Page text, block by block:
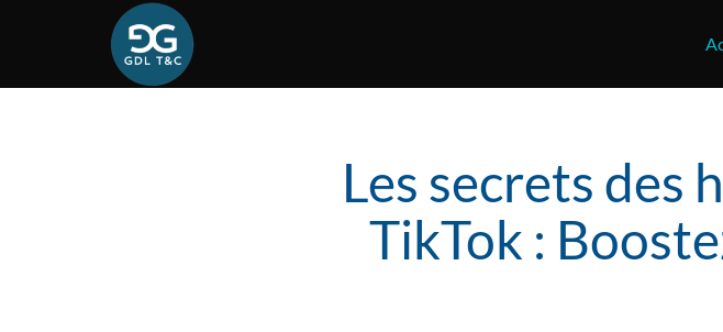
Les secrets des
TikTok :